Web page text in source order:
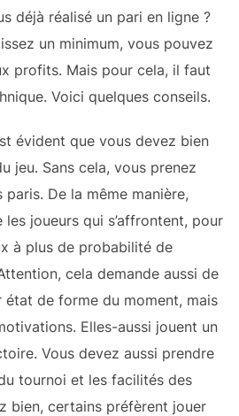
déjà réalisé un pari en ligne ?
un minimum, vous pouvez
profits. Mais pour cela, il faut
Voici quelques conseils.
évident que vous devez bien
jeu. Sans cela, vous prenez
De la même manière,
joueurs qui s’affrontent, pour
à plus de probabilité de
cela demande aussi de
état de forme du moment, mais
Elles-aussi jouent un
Vous devez aussi prendre
tournoi et les facilités des
bien, certains préfèrent jouer